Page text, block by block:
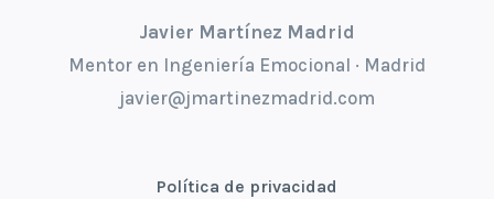
Javier Martínez Madrid
Mentor en Ingeniería Emocional · Madrid
javier@jmartinezmadrid.com
Política de privacidad